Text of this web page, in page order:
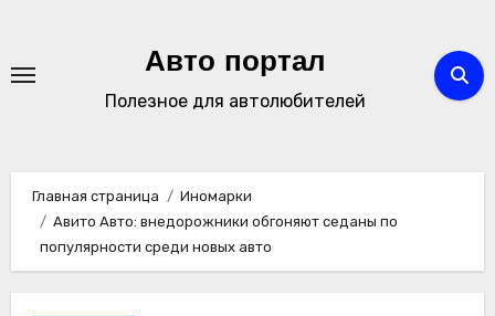
содержимому
Авто портал
Полезное для автолюбителей
Главная страница
Иномарки
Авито Авто: внедорожники обгоняют седаны по
популярности среди новых авто